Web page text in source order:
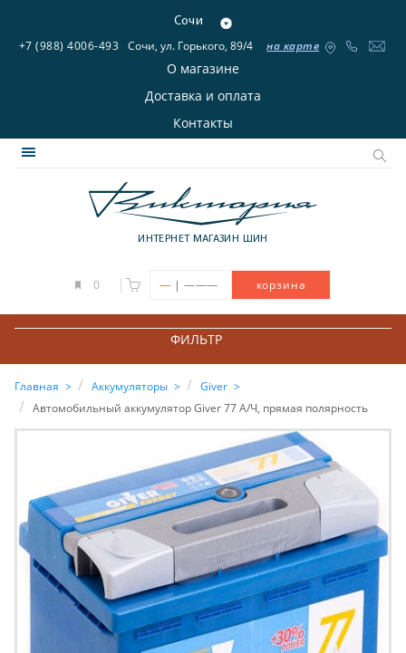
Сочи
+7 (988) 4006-493 Сочи, ул. Горького, 89/4 на карте
О магазине
Доставка и оплата
Контакты
ИНТЕРНЕТ МАГАЗИН ШИН
0 — | ——— корзина
ФИЛЬТР
Главная Аккумуляторы
Giver
Автомобильный аккумулятор Giver 77 А/Ч, прямая полярность